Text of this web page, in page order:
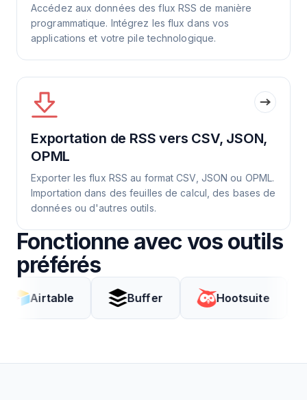
Accédez aux données des flux RSS de manière
programmatique. Intégrez les flux dans vos
applications et votre pile technologique.
Exportation de RSS vers CSV, JSON,
OPML
Exporter les flux RSS au format CSV, JSON ou OPML.
Importation dans des feuilles de calcul, des bases de
données ou d'autres outils.
Fonctionne avec vos outils
préférés
Buffer Hootsuite